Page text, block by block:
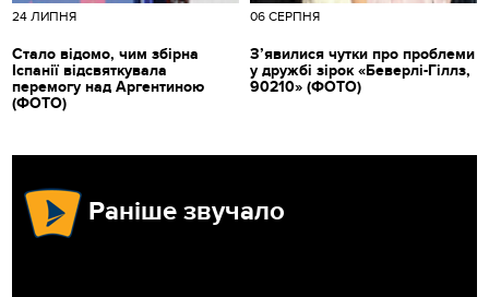
24 ЛИПНЯ
Стало відомо, чим збірна
Іспанії відсвяткувала
перемогу над Аргентиною
(ФОТО)
06 СЕРПНЯ
З’явилися чутки про проблеми
у дружбі зірок «Беверлі-Гіллз,
90210» (ФОТО)
Раніше звучало